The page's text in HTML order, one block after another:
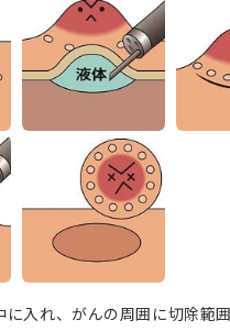
に入れ、がんの周囲に切除範